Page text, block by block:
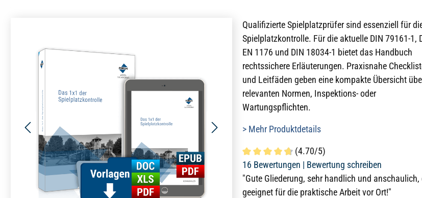
Qualifizierte Spielplatzprüfer sind essenziell für
Spielplatzkontrolle. Für die aktuelle DIN 79161-1,
EN 1176 und DIN 18034-1 bietet das Handbuch
rechtssichere Erläuterungen. Praxisnahe
und Leitfäden geben eine kompakte Übersicht
relevanten Normen, Inspektions- oder
Wartungspflichten.
> Mehr Produktdetails
Durchschnittliche Bewertung von 4.7 von 5 Sternen
(4.70/5)
16 Bewertungen | Bewertung schreiben
"Gute Gliederung, sehr handlich und anschaulich,
geeignet für die praktische Arbeit vor Ort!"